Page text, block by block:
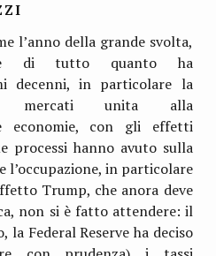
l’anno della grande svolta,
di tutto quanto ha
decenni, in particolare la
mercati unita alla
economie, con gli effetti
processi hanno avuto sulla
l’occupazione, in particolare
Trump, che anora deve
non si è fatto attendere: il
Federal Reserve ha deciso